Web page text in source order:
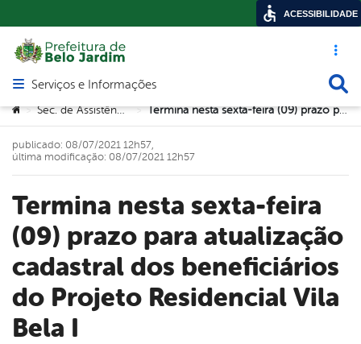
Acesso
Abrir menu principal de navegação
Serviços e Informações
Você está aqui:
> Sec. de Assistência Social > Termina nesta sexta-feira (09) prazo para atualização cadastral dos beneficiários do Projeto Residencial Vila Bela I
Termina nesta sexta-feira
(09) prazo para atualização
cadastral dos beneficiários
do Projeto Residencial Vila
Bela I
publicado: 08/07/2021 12h57,
última modificação: 08/07/2021 12h57
ACESSIBILIDADE